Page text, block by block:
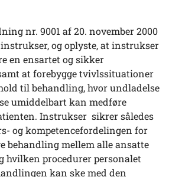
nr. 9001 af 20. november 2000
og oplyste, at instrukser
en ensartet og sikker
at forebygge tvivlssituationer
til behandling, hvor undladelse
umiddelbart kan medføre
Instrukser sikrer således
og kompetencefordelingen for
behandling mellem alle ansatte
hvilken procedurer personalet
kan ske med den